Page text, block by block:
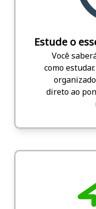
Estude o
Você
como
direto ao